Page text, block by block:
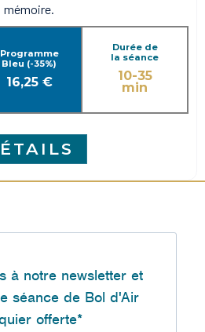
mémoire.
Programme
Bleu (-35%)
16,25 €
Durée de
la séance
10-35
min
à notre newsletter et
séance de Bol d'Air
offerte*